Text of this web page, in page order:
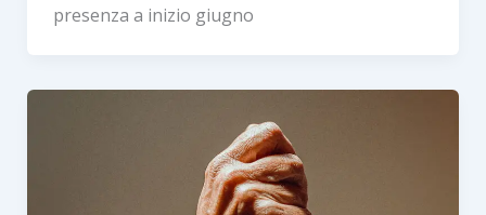
presenza a inizio giugno